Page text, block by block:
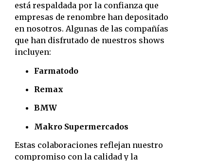
está respaldada por la confianza que
empresas de renombre han depositado
en nosotros. Algunas de las compañías
que han disfrutado de nuestros shows
incluyen:
Farmatodo
Remax
BMW
Makro Supermercados
Estas colaboraciones reflejan nuestro
compromiso con la calidad y la